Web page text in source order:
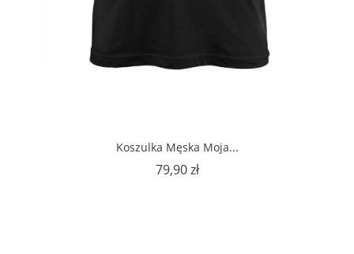
Koszulka Męska Moja...
79,90 złCena